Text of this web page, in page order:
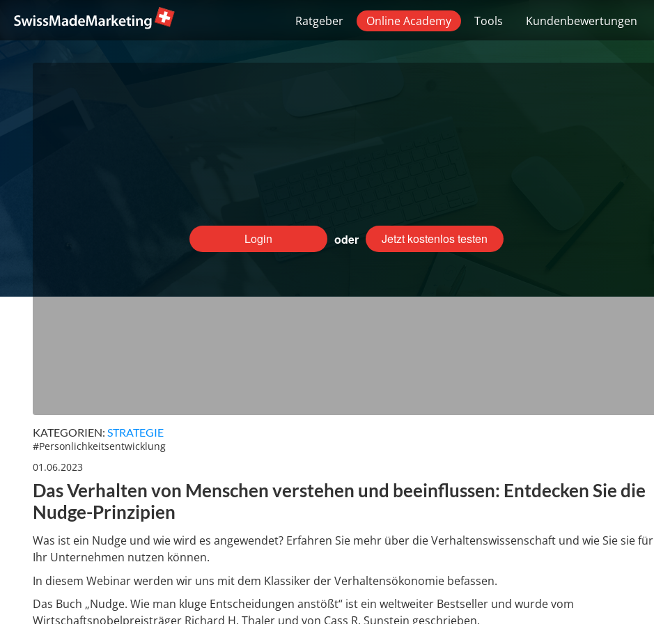
Ratgeber Online Academy Tools Kundenbewertungen
Login oder Jetzt kostenlos testen
KATEGORIEN: STRATEGIE
#Personlichkeitsentwicklung
01.06.2023
Das Verhalten von Menschen verstehen und beeinflussen: Entdecken Sie die
Nudge-Prinzipien
Was ist ein Nudge und wie wird es angewendet? Erfahren Sie mehr über die Verhaltenswissenschaft und wie Sie sie für
Ihr Unternehmen nutzen können.
In diesem Webinar werden wir uns mit dem Klassiker der Verhaltensökonomie befassen.
Das Buch „Nudge. Wie man kluge Entscheidungen anstößt“ ist ein weltweiter Bestseller und wurde vom
Wirtschaftsnobelpreisträger Richard H. Thaler und von Cass R. Sunstein geschrieben.